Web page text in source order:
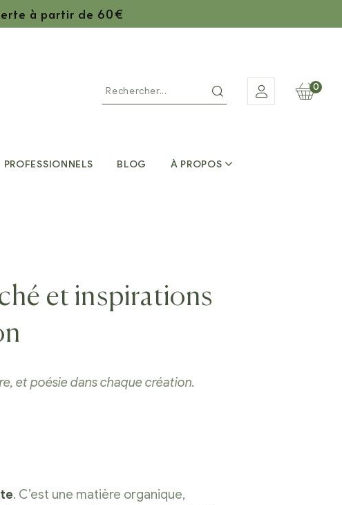
à partir de 60€
0
PROFESSIONNELS BLOG À PROPOS
et inspirations
et poésie dans chaque création.
. C’est une matière organique,